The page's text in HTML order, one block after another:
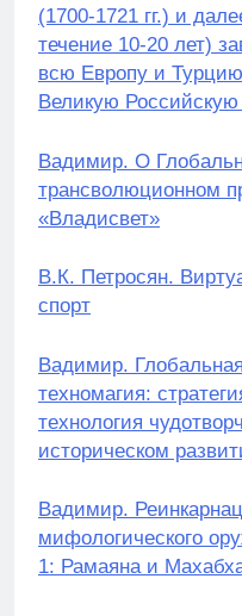
(1700-1721 гг.) и
течение 10-20 лет)
всю Европу и
Великую
Вадимир. О
трансволюционном
«Владисвет»
В.К. Петросян.
спорт
Вадимир. Глобальная
техномагия:
технология
историческом
Вадимир.
мифологического
1: Рамаяна и